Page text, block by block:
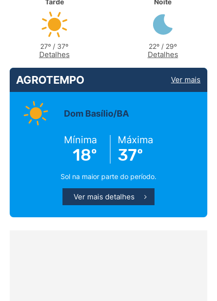
Tarde
27º / 37º
Detalhes
Noite
22º / 29º
Detalhes
AGROTEMPO Ver mais
Dom Basílio/BA
Mínima
18º
Máxima
37º
Sol na maior parte do período.
Ver mais detalhes